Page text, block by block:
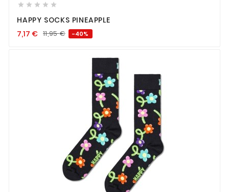
    
HAPPY SOCKS PINEAPPLE
7,17 € 11,95€ -40%